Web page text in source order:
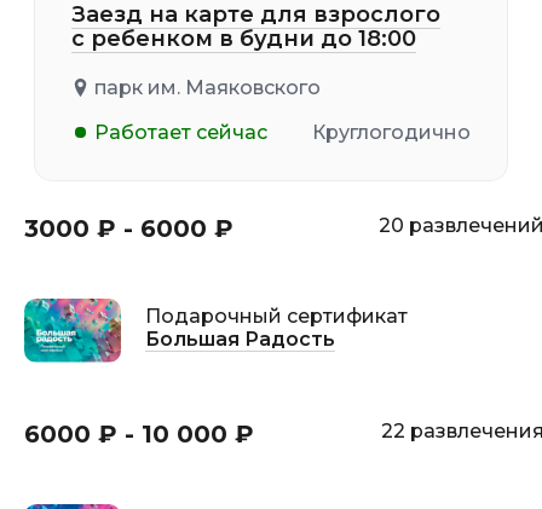
Заезд на карте для взрослого
с ребенком в будни до 18:00
парк им. Маяковского
Работает сейчас
Круглогодично
3000 ₽ - 6000 ₽ 20
Подарочный сертификат
Большая Радость
6000 ₽ - 10 000 ₽ 22